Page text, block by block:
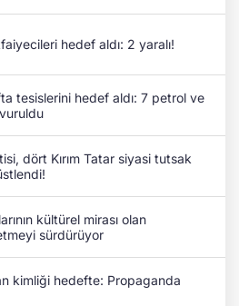
hedef aldı: 2 yaralı!
tesislerini hedef aldı: 7 petrol ve
dört Kırım Tatar siyasi tutsak
kültürel mirası olan
sürdürüyor
kimliği hedefte: Propaganda